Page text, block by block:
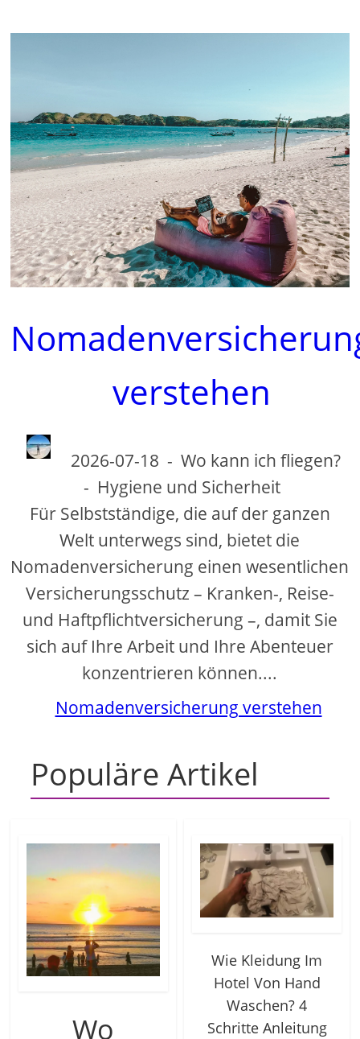
i
d
e
o
verstehen
2026-07-18 - Wo kann ich fliegen?
- Hygiene und Sicherheit
Für Selbstständige, die auf der ganzen
Welt unterwegs sind, bietet die
Nomadenversicherung einen wesentlichen
Versicherungsschutz – Kranken-, Reise-
und Haftpflichtversicherung –, damit Sie
sich auf Ihre Arbeit und Ihre Abenteuer
konzentrieren können....
Nomadenversicherung verstehen
Populäre Artikel
Wo
Wie Kleidung Im
Hotel Von Hand
Waschen? 4
Schritte Anleitung